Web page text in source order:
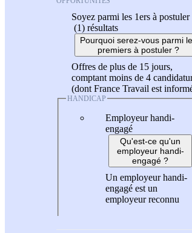
Soyez parmi les 1ers à postuler
(1) résultats
Pourquoi serez-vous parmi
premiers à postuler ?
Offres de plus de 15 jours,
comptant moins de 4
(dont France Travail est
HANDICAP
Employeur handi-
engagé
Qu'est-ce qu'un
employeur handi-
engagé ?
Un employeur handi-
engagé est un
employeur reconnu